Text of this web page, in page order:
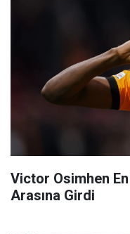
Victor Osimhen
Arasına Girdi